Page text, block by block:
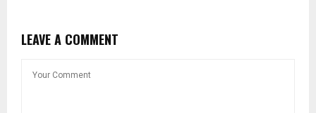
LEAVE A COMMENT